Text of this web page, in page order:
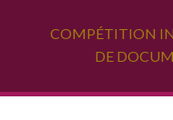
COMPÉTITION
DE